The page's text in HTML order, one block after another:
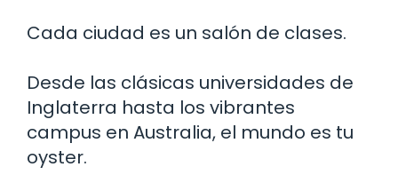
Cada ciudad es un salón de clases.
Desde las clásicas universidades de
Inglaterra hasta los vibrantes
campus en Australia, el mundo es tu
oyster.